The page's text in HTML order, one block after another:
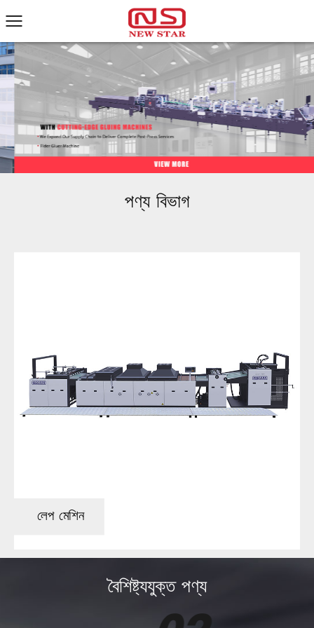
পণ্য বিভাগ
লেপ মেশিন
বৈশিষ্ট্যযুক্ত পণ্য